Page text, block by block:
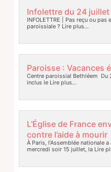
Infolettre du 24
INFOLETTRE | Pas reçu ou
paroissiale ? Lire plus…
Paroisse : Vacances
Centre paroissial Bethléem Du
inclus leLire plus…
L’Église de France
contre l’aide à mourir
À Paris, l’Assemblée nationale
mercredi soir 15 juillet, laLire